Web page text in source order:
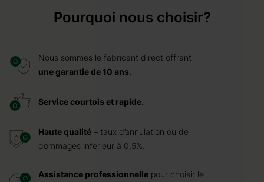
Pourquoi nous choisir?
Nous sommes le fabricant direct offrant
une garantie de 10 ans.
Service courtois et rapide.
Haute qualité – taux d’annulation ou de
dommages inférieur à 0,5%.
Assistance professionnelle pour choisir le